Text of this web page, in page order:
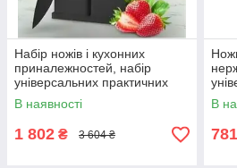
Набір ножів і кухонних
приналежностей, набір
універсальних практичних
кухонних ножів з підставкою
Zepline
В наявності
1 802 ₴ 3 604 ₴
для
В
781